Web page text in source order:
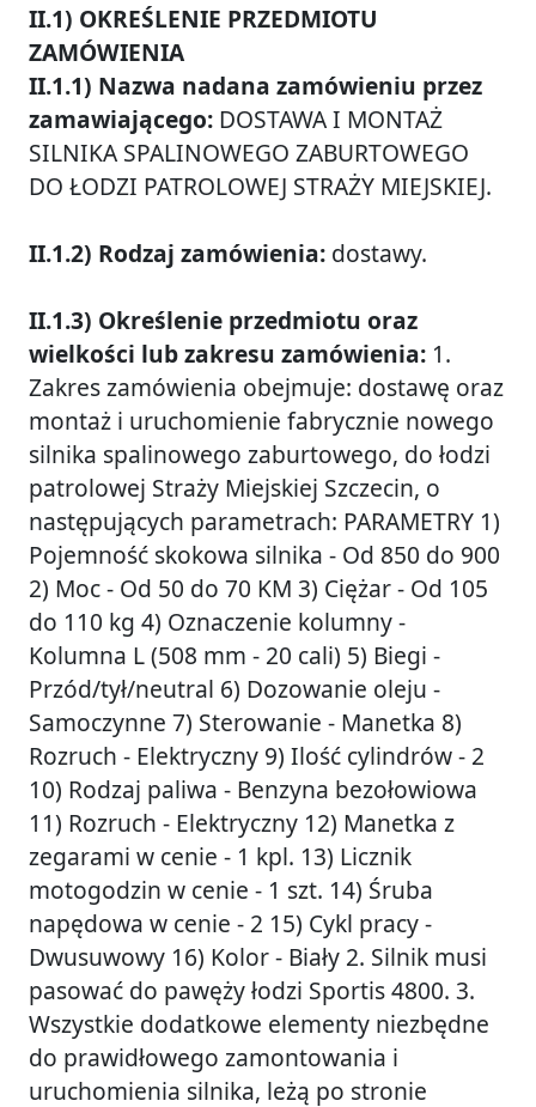
II.1) OKREŚLENIE PRZEDMIOTU
ZAMÓWIENIA
II.1.1) Nazwa nadana zamówieniu przez
zamawiającego: DOSTAWA I MONTAŻ
SILNIKA SPALINOWEGO ZABURTOWEGO
DO ŁODZI PATROLOWEJ STRAŻY MIEJSKIEJ.
II.1.2) Rodzaj zamówienia: dostawy.
II.1.3) Określenie przedmiotu oraz
wielkości lub zakresu zamówienia: 1.
Zakres zamówienia obejmuje: dostawę oraz
montaż i uruchomienie fabrycznie nowego
silnika spalinowego zaburtowego, do łodzi
patrolowej Straży Miejskiej Szczecin, o
następujących parametrach: PARAMETRY 1)
Pojemność skokowa silnika - Od 850 do 900
2) Moc - Od 50 do 70 KM 3) Ciężar - Od 105
do 110 kg 4) Oznaczenie kolumny -
Kolumna L (508 mm - 20 cali) 5) Biegi -
Przód/tył/neutral 6) Dozowanie oleju -
Samoczynne 7) Sterowanie - Manetka 8)
Rozruch - Elektryczny 9) Ilość cylindrów - 2
10) Rodzaj paliwa - Benzyna bezołowiowa
11) Rozruch - Elektryczny 12) Manetka z
zegarami w cenie - 1 kpl. 13) Licznik
motogodzin w cenie - 1 szt. 14) Śruba
napędowa w cenie - 2 15) Cykl pracy -
Dwusuwowy 16) Kolor - Biały 2. Silnik musi
pasować do pawęży łodzi Sportis 4800. 3.
Wszystkie dodatkowe elementy niezbędne
do prawidłowego zamontowania i
uruchomienia silnika, leżą po stronie